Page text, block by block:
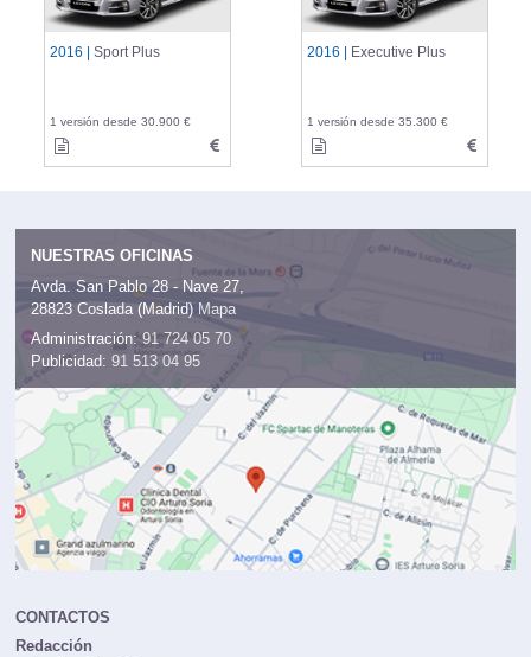
2016 | Sport Plus
1 versión desde 30.900 €
2016 | Executive Plus
1 versión desde 35.300 €
NUESTRAS OFICINAS
Avda. San Pablo 28 - Nave 27,
28823 Coslada (Madrid) Mapa
Administración: 91 724 05 70
Publicidad: 91 513 04 95
CONTACTOS
Redacción